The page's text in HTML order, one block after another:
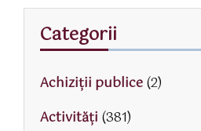
Categorii
Achiziții publice(2)
Activităţi (381)